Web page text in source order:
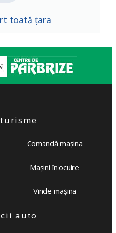
toată țara
Comandă mașina
Mașini înlocuire
Vinde mașina
auto